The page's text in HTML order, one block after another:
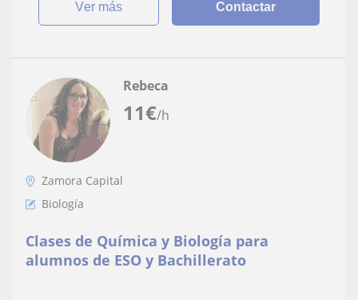
ver más Contactar
11€/h
Rebeca
Zamora Capital
Biología
Clases de Química y Biología para
alumnos de ESO y Bachillerato